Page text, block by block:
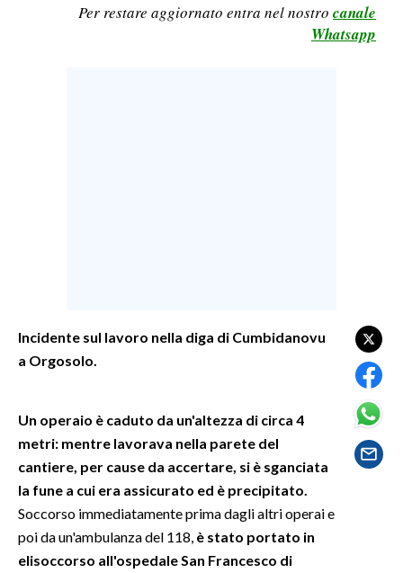
GOSSIP
SARDEGNA TURISMO
SARDI NEL MONDO
NOTIZIE
EVENTI
Per restare aggiornato entra nel nostro canale
Whatsapp
Incidente sul lavoro nella diga di Cumbidanovu
a Orgosolo.
Un operaio è caduto da un'altezza di circa 4
metri: mentre lavorava nella parete del
cantiere, per cause da accertare, si è sganciata
la fune a cui era assicurato ed è precipitato.
Soccorso immediatamente prima dagli altri operai e
poi da un'ambulanza del 118, è stato portato in
elisoccorso all'ospedale San Francesco di